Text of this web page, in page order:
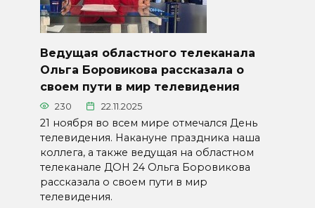
Ведущая областного телеканала
Ольга Боровикова рассказала о
своем пути в мир телевидения
230 22.11.2025
21 ноября во всем мире отмечался День
телевидения. Накануне праздника наша
коллега, а также ведущая на областном
телеканале ДОН 24 Ольга Боровикова
рассказала о своем пути в мир
телевидения.